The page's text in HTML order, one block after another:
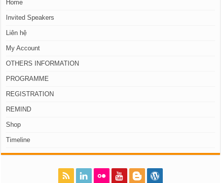
Home
Invited Speakers
Liên hệ
My Account
OTHERS INFORMATION
PROGRAMME
REGISTRATION
REMIND
Shop
Timeline